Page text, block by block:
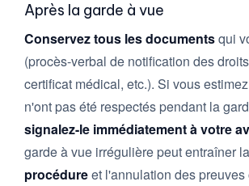
Après la garde à vue
Conservez tous les documentsqui
(procès-verbal de notification des
certificat médical, etc.). Si vous
n'ont pas été respectés pendant la
signalez-le immédiatement à votre
garde à vue irrégulière peut entraîner la
procédureet l'annulation des preuves